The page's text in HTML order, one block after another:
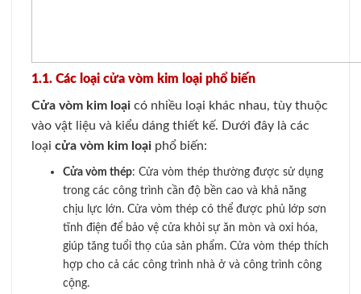
1.1. Các loại cửa vòm kim loại phổ biến
Cửa vòm kim loại có nhiều loại khác nhau, tùy thuộc
vào vật liệu và kiểu dáng thiết kế. Dưới đây là các
loại cửa vòm kim loại phổ biến:
Cửa vòm thép: Cửa vòm thép thường được sử dụng
trong các công trình cần độ bền cao và khả năng
chịu lực lớn. Cửa vòm thép có thể được phủ lớp sơn
tĩnh điện để bảo vệ cửa khỏi sự ăn mòn và oxi hóa,
giúp tăng tuổi thọ của sản phẩm. Cửa vòm thép thích
hợp cho cả các công trình nhà ở và công trình công
cộng.